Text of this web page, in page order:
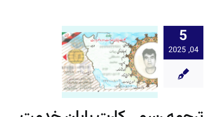
دارالترجمه‌ها
خدمات ترجمه
5
04, 2025